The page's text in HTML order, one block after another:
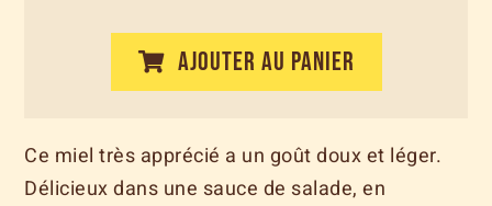
AJOUTER AU PANIER
Ce miel très apprécié a un goût doux et léger.
Délicieux dans une sauce de salade, en